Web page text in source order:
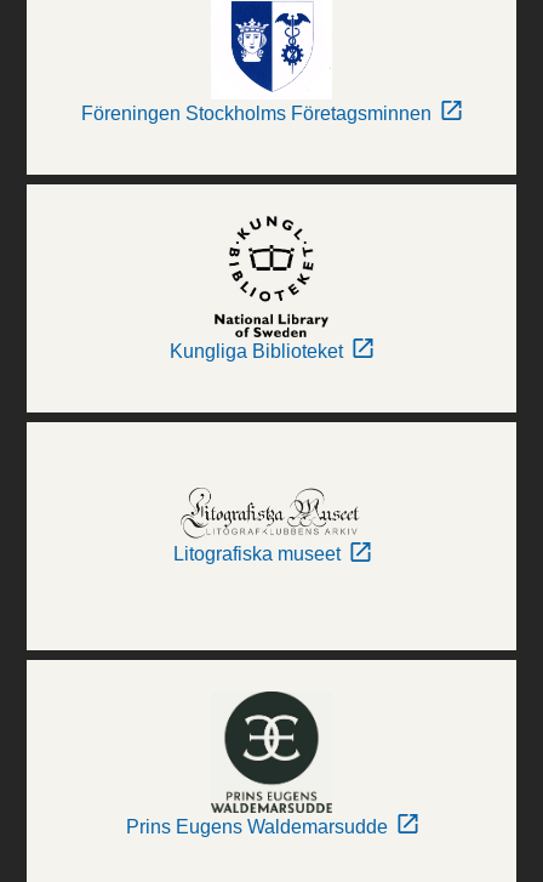
Föreningen Stockholms Företagsminnen
Kungliga Biblioteket
Litografiska museet
Prins Eugens Waldemarsudde